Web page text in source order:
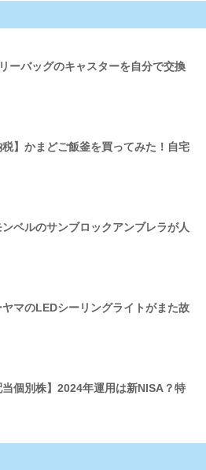
リーバッグのキャスターを自分で交換
税】かまどご飯釜を買ってみた！自宅
ベルのサンブロックアンブレラが人
マのLEDシーリングライトがまた故
当個別株】2024年運用は新NISA？特